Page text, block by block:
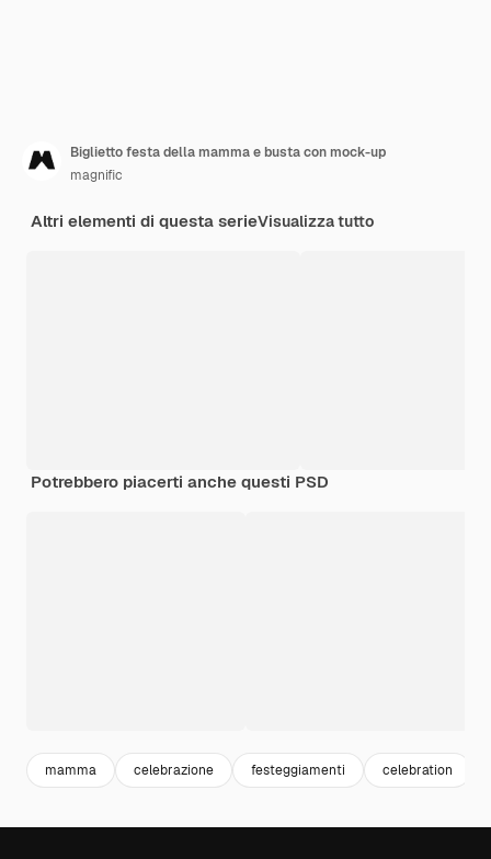
Biglietto festa della mamma e busta con mock-up
magnific
Altri elementi di questa serieVisualizza tutto
Potrebbero piacerti anche questi PSD
mamma celebrazione festeggiamenti celebration